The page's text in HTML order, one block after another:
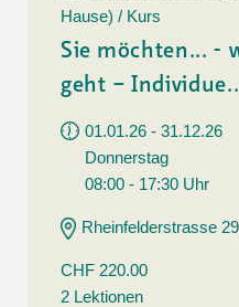
Hause) / Kurs
Sie möchten... -
geht –
01.01.26 - 31.12.26
Donnerstag
08:00 - 17:30 Uhr
Rheinfelderstrasse
CHF 220.00
2 Lektionen